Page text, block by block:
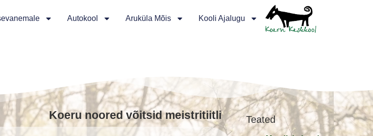
Autokool Aruküla Mõis Kooli Ajalugu
Koeru noored võitsid meistritiitli Teated